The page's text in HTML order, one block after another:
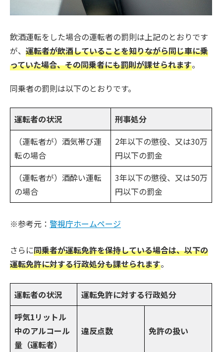
飲酒運転をした場合の運転者の罰則は上記のとおりです
が、 運転者が飲酒していることを知りながら同じ車に乗
っていた場合、その同乗者にも罰則が課せられます。
同乗者の罰則は以下のとおりです。
運転者の状況
刑事処分
（運転者が）酒気帯び運
転の場合
2年以下の懲役、又は30万
円以下の罰金
（運転者が）酒酔い運転
の場合
3年以下の懲役、又は50万
円以下の罰金
※参考元： 警視庁ホームページ
さらに同乗者が運転免許を保持している場合は、以下の
運転免許に対する行政処分も課せられます。
運転者の状況
運転免許に対する行政処分
呼気1リットル
中のアルコール
量（運転者）
違反点数 免許の扱い